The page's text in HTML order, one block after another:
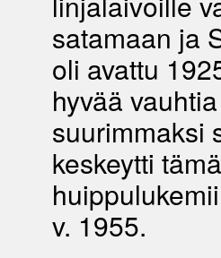
satamaan ja
oli avattu
hyvää
suurimmaksi
keskeytti
v. 1955.